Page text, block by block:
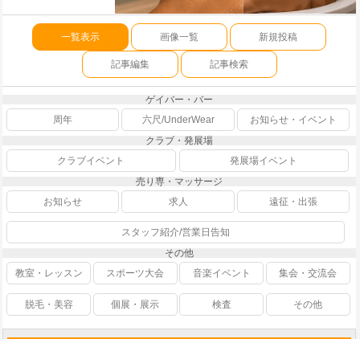
一覧表示 画像一覧 新規投稿
記事編集 記事検索
ゲイバー・バー
周年
六尺/UnderWear
お知らせ・イベント
クラブ・発展場
クラブイベント
発展場イベント
売り専・マッサージ
お知らせ
求人 遠征・出張
スタッフ紹介/営業日告知
その他
教室・レッスン
スポーツ大会 音楽イベント 集会・交流会
脱毛・美容 個展・展示 検査 その他